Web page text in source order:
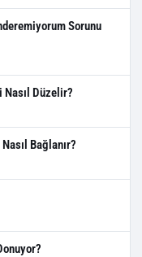
Sorunu
Nasıl Düzelir?
Bağlanır?